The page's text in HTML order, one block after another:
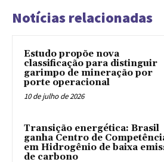
Notícias relacionadas
Estudo propõe nova
classificação para distinguir
garimpo de mineração por
porte operacional
10 de julho de 2026
Transição energética: Brasil
ganha Centro de
em Hidrogênio de baixa
de carbono